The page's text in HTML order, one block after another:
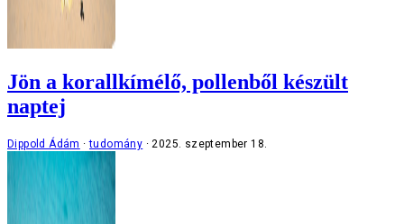
Jön a korallkímélő, pollenből készült
naptej
Dippold Ádám tudomány 2025. szeptember 18.